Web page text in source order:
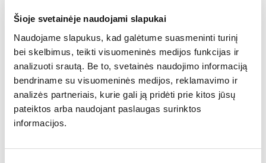
Šioje svetainėje naudojami slapukai
Naudojame slapukus, kad galėtume suasmeninti turinį
bei skelbimus, teikti visuomeninės medijos funkcijas ir
analizuoti srautą. Be to, svetainės naudojimo informaciją
bendriname su visuomeninės medijos, reklamavimo ir
analizės partneriais, kurie gali ją pridėti prie kitos jūsų
pateiktos arba naudojant paslaugas surinktos
informacijos.
MOKYKLOS
DRABUŽIAI MOKYKLAI
DŽEMPERIAI IR MARŠKINĖLIAI
IŠLEISTUVIŲ FOTOKNYGOS
IŠLEISTUVIŲ FOTOKNYGOS
NUOTRAUKOS